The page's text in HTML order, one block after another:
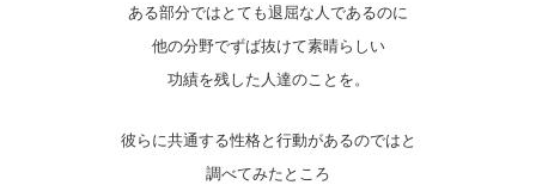
ある部分ではとても退屈な人であるのに
他の分野でずば抜けて素晴らしい
功績を残した人達のことを。
彼らに共通する性格と行動があるのではと
調べてみたところ